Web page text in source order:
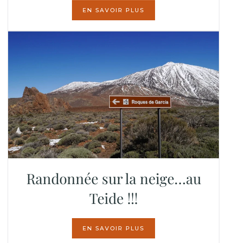
EN SAVOIR PLUS
Randonnée sur la neige…au
Teide !!!
EN SAVOIR PLUS